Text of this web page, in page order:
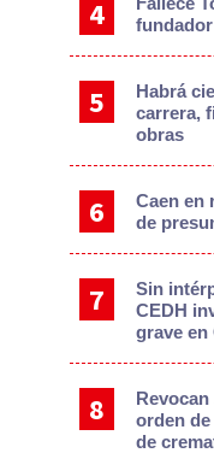
Habrá
carrera,
obras
Caen en
de
Sin
CEDH
grave en
orden
de